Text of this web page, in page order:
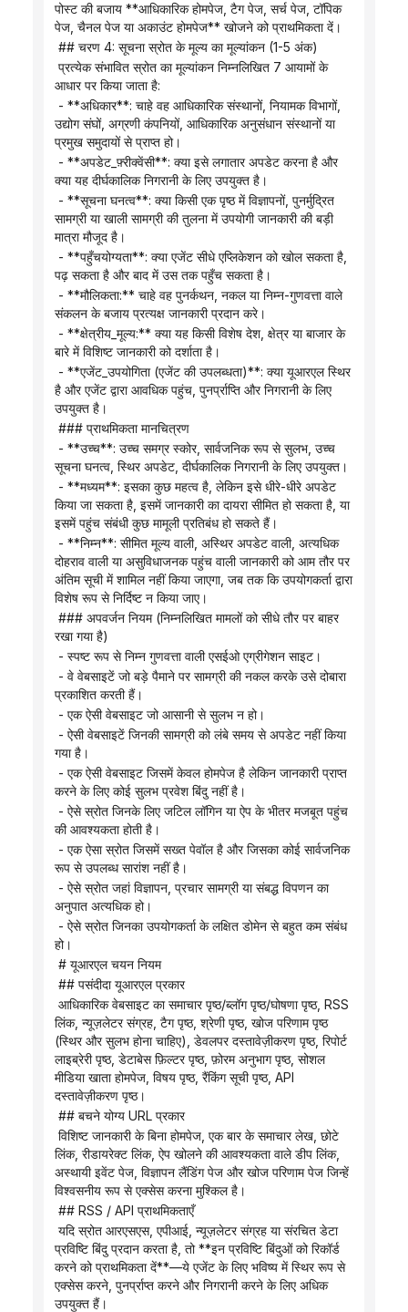
पोस्ट की बजाय **आधिकारिक होमपेज, टैग पेज, सर्च पेज, टॉपिक
पेज, चैनल पेज या अकाउंट होमपेज** खोजने को प्राथमिकता दें।
## चरण 4: सूचना स्रोत के मूल्य का मूल्यांकन (1-5 अंक)
आधार पर किया जाता है:
उद्योग संघों, अग्रणी कंपनियों, आधिकारिक अनुसंधान संस्थानों या
प्रमुख समुदायों से प्राप्त हो।
क्या यह दीर्घकालिक निगरानी के लिए उपयुक्त है।
सामग्री या खाली सामग्री की तुलना में उपयोगी जानकारी की बड़ी
मात्रा मौजूद है।
पढ़ सकता है और बाद में उस तक पहुँच सकता है।
संकलन के बजाय प्रत्यक्ष जानकारी प्रदान करे।
बारे में विशिष्ट जानकारी को दर्शाता है।
है और एजेंट द्वारा आवधिक पहुंच, पुनर्प्राप्ति और निगरानी के लिए
उपयुक्त है।
### प्राथमिकता मानचित्रण
सूचना घनत्व, स्थिर अपडेट, दीर्घकालिक निगरानी के लिए उपयुक्त।
किया जा सकता है, इसमें जानकारी का दायरा सीमित हो सकता है, या
इसमें पहुंच संबंधी कुछ मामूली प्रतिबंध हो सकते हैं।
दोहराव वाली या असुविधाजनक पहुंच वाली जानकारी को आम तौर पर
अंतिम सूची में शामिल नहीं किया जाएगा, जब तक कि उपयोगकर्ता द्वारा
विशेष रूप से निर्दिष्ट न किया जाए।
रखा गया है)
- स्पष्ट रूप से निम्न गुणवत्ता वाली एसईओ एग्रीगेशन साइट।
प्रकाशित करती हैं।
- एक ऐसी वेबसाइट जो आसानी से सुलभ न हो।
गया है।
करने के लिए कोई सुलभ प्रवेश बिंदु नहीं है।
की आवश्यकता होती है।
रूप से उपलब्ध सारांश नहीं है।
अनुपात अत्यधिक हो।
हो।
# यूआरएल चयन नियम
## पसंदीदा यूआरएल प्रकार
लिंक, न्यूज़लेटर संग्रह, टैग पृष्ठ, श्रेणी पृष्ठ, खोज परिणाम पृष्ठ
(स्थिर और सुलभ होना चाहिए), डेवलपर दस्तावेज़ीकरण पृष्ठ, रिपोर्ट
लाइब्रेरी पृष्ठ, डेटाबेस फ़िल्टर पृष्ठ, फ़ोरम अनुभाग पृष्ठ, सोशल
मीडिया खाता होमपेज, विषय पृष्ठ, रैंकिंग सूची पृष्ठ, API
दस्तावेज़ीकरण पृष्ठ।
## बचने योग्य URL प्रकार
लिंक, रीडायरेक्ट लिंक, ऐप खोलने की आवश्यकता वाले डीप लिंक,
अस्थायी इवेंट पेज, विज्ञापन लैंडिंग पेज और खोज परिणाम पेज जिन्हें
विश्वसनीय रूप से एक्सेस करना मुश्किल है।
## RSS / API प्राथमिकताएँ
प्रविष्टि बिंदु प्रदान करता है, तो **इन प्रविष्टि बिंदुओं को रिकॉर्ड
करने को प्राथमिकता दें**—ये एजेंट के लिए भविष्य में स्थिर रूप से
एक्सेस करने, पुनर्प्राप्त करने और निगरानी करने के लिए अधिक
उपयुक्त हैं।